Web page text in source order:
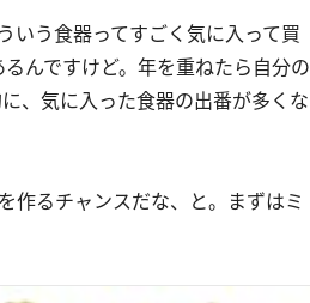
いう食器ってすごく気に入って買
んですけど。年を重ねたら自分の
、気に入った食器の出番が多くな
るチャンスだな、と。まずはミ